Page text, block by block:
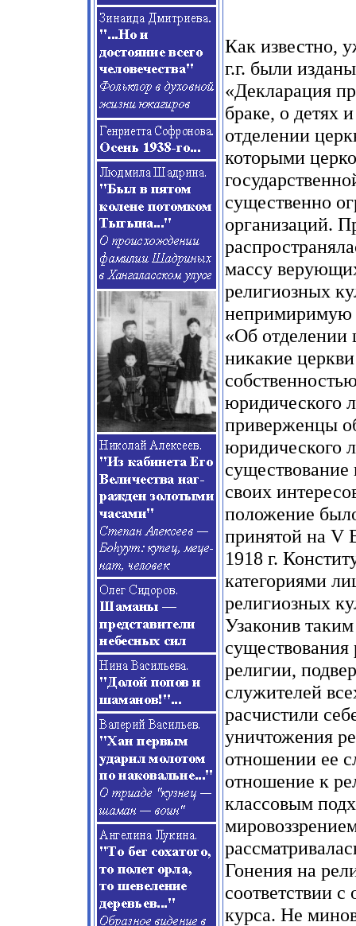
Как известно,
г.г. были
«Декларация
браке, о детях
отделении
которыми
существенно
организаций.
массу
религиозных
непримиримую
«Об отделении
никакие
юридического
приверженцы
юридического
своих
положение
принятой на V
1918 г.
категориями
религиозных
Узаконив
религии,
служителей
расчистили
уничтожения
отношении ее
отношение к
классовым
Гонения на
соответствии
курса. Не